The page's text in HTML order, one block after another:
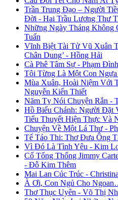
Trần Trung Đạo – Người
Đời - Hai Trầu Lương Thư
Những Ngày Tháng Không
Tuấn
Vĩnh Biệt Tài Tử Vũ Xuân
Chân Dung’ - Hồng Hải
Cà Phê Tâm Sự - Phạm
Tôi Từng Là Một Con
Mùa Xuân, Hoài Niệm Với
Nguyễn Kiến Thiết
Năm Tỵ Nói Chuyện Rắn -
Hồ Biểu Chánh: Người Đặt
Tiểu Thuyết Hiện Thực Và
Chuyện Về Một Lá Thư -
Tế Táo Thi: Thơ Đưa Ông
Vì Đó Là Tình Yêu - Kim
Cố Tổng Thống Jimmy
- Đỗ Kim Thêm
Mai Lan Cúc Trúc -
À Ơi, Con Ngủ Cho
Thơ Thục Uyên - Võ Thị